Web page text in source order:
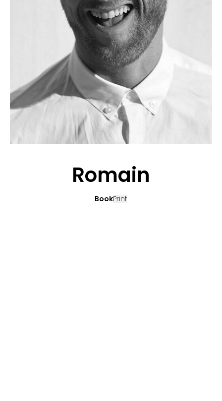
POP MUSICIENS
TALENTS INTERNATIONAUX
CANDIDATURE
NOS AGENCES
Romain
BookPrint